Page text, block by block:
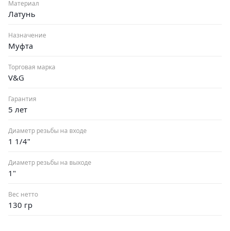
Материал
Латунь
Назначение
Муфта
Торговая марка
V&G
Гарантия
5 лет
Диаметр резьбы на входе
1 1/4"
Диаметр резьбы на выходе
1"
Вес нетто
130 гр